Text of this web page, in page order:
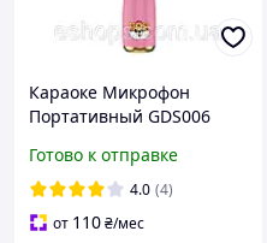
Караоке Микрофон
Портативный GDS006
Динамиками
Музыкальный Микрофон
Караоке Голубой Розовый
Готово к отправке
4.0 (4)
от 110₴/мес